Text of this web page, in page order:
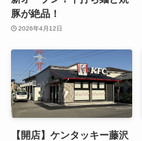
豚が絶品！
2026年4月12日
【開店】ケンタッキー藤沢